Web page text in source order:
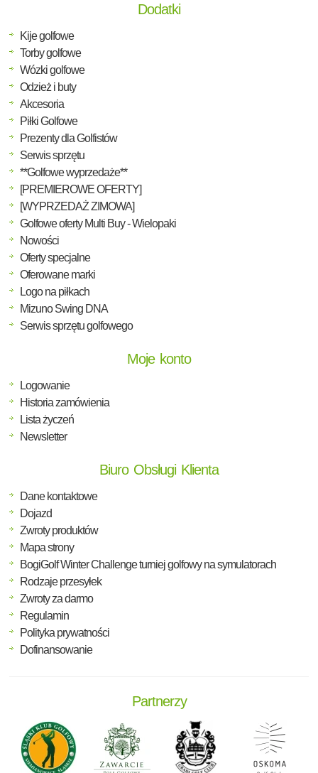
Dodatki
Kije golfowe
Torby golfowe
Wózki golfowe
Odzież i buty
Akcesoria
Piłki Golfowe
Prezenty dla Golfistów
Serwis sprzętu
**Golfowe wyprzedaże**
[PREMIEROWE OFERTY]
[WYPRZEDAŻ ZIMOWA]
Golfowe oferty Multi Buy - Wielopaki
Nowości
Oferty specjalne
Oferowane marki
Logo na piłkach
Mizuno Swing DNA
Serwis sprzętu golfowego
Moje konto
Logowanie
Historia zamówienia
Lista życzeń
Newsletter
Biuro Obsługi Klienta
Dane kontaktowe
Dojazd
Zwroty produktów
Mapa strony
BogiGolf Winter Challenge turniej golfowy na symulatorach
Rodzaje przesyłek
Zwroty za darmo
Regulamin
Polityka prywatności
Dofinansowanie
Partnerzy